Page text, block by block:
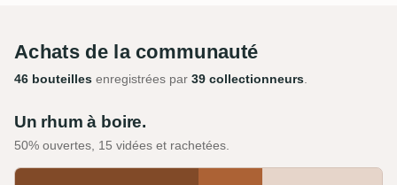
Achats de la communauté
46 bouteilles enregistrées par 39 collectionneurs.
Un rhum à boire.
50% ouvertes, 15 vidées et rachetées.